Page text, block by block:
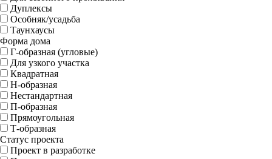
Дуплексы
Особняк/усадьба
Таунхаусы
Форма дома
Г-образная (угловые)
Для узкого участка
Квадратная
Н-образная
Нестандартная
П-образная
Прямоугольная
Т-образная
Статус проекта
Проект в разработке